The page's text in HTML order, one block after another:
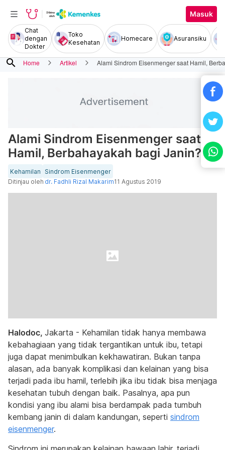
Masuk
Chat
dengan
Dokter
Toko
Kesehatan
Homecare Asuransiku
search Home Artikel Alami Sindrom Eisenmenger saat Hamil,
Alami Sindrom Eisenmenger saat
Hamil, Berbahayakah bagi Janin?
Kehamilan
Sindrom Eisenmenger
Ditinjau oleh dr. Fadhli Rizal Makarim11 Agustus 2019
Halodoc, Jakarta - Kehamilan tidak hanya membawa
kebahagiaan yang tidak tergantikan untuk ibu, tetapi
juga dapat menimbulkan kekhawatiran. Bukan tanpa
alasan, ada banyak komplikasi dan kelainan yang bisa
terjadi pada ibu hamil, terlebih jika ibu tidak bisa menjaga
kesehatan tubuh dengan baik. Pasalnya, apa pun
kondisi yang ibu alami bisa berdampak pada tumbuh
kembang janin di dalam kandungan, seperti sindrom
eisenmenger.